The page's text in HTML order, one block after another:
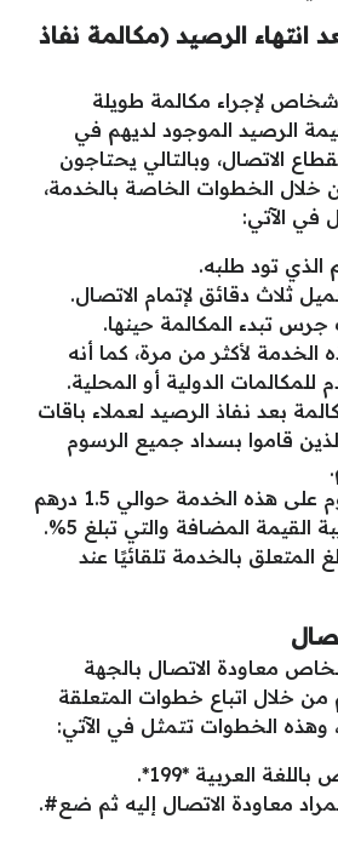
انتهاء الرصيد (مكالمة نفاذ
لإجراء مكالمة طويلة
الرصيد الموجود لديهم في
الاتصال، وبالتالي يحتاجون
خلال الخطوات الخاصة بالخدمة،
في الآتي:
تود طلبه.
ثلاث دقائق لإتمام الاتصال.
تبدء المكالمة حينها.
الخدمة لأكثر من مرة، كما أنه
الدولية أو المحلية.
بعد نفاذ الرصيد لعملاء باقات
قاموا بسداد جميع الرسوم
تبلغ قيمة الرسوم على هذه الخدمة حوالي 1.5 درهم
المضافة والتي تبلغ 5%.
المتعلق بالخدمة تلقائيًا عند
معاودة الاتصال بالجهة
خلال اتباع خطوات المتعلقة
وهذه الخطوات تتمثل في الآتي:
العربية *199*.
معاودة الاتصال إليه ثم ضع#.